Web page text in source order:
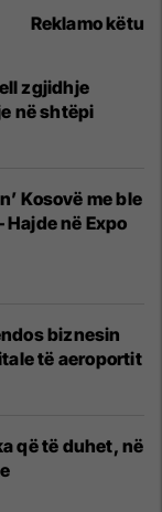
Reklamo këtu
zgjidhje
në shtëpi
Kosovë me ble
në Expo
biznesin
të aeroportit
që të duhet, në